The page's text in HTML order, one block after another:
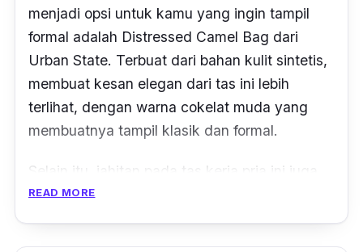
menjadi opsi untuk kamu yang ingin tampil
formal adalah Distressed Camel Bag dari
Urban State. Terbuat dari bahan kulit sintetis,
membuat kesan elegan dari tas ini lebih
terlihat, dengan warna cokelat muda yang
membuatnya tampil klasik dan formal.
Selain itu, jahitan pada tas kerja pria ini juga
terlihat sangat rapi dan membuat produk ini
READ MORE